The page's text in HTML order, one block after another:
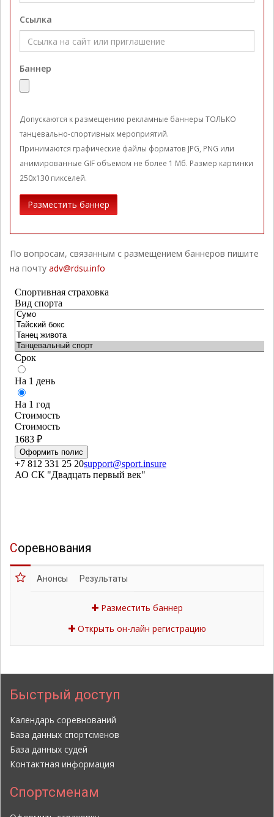
Ссылка
Баннер
Допускаются к размещению рекламные баннеры ТОЛЬКО
танцевально-спортивных мероприятий.
Принимаются графические файлы форматов JPG, PNG или
анимированные GIF объемом не более 1 Мб. Размер картинки
250x130 пикселей.
Разместить баннер
По вопросам, связанным с размещением баннеров пишите
на почту adv@rdsu.info
Соревнования
Анонсы Результаты
Разместить баннер
Открыть он-лайн регистрацию
Быстрый доступ
Календарь соревнований
База данных спортсменов
База данных судей
Контактная информация
Спортсменам